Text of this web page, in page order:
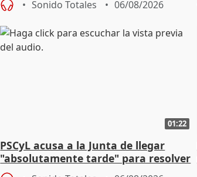
Sonido Totales 06/08/2026
01:22
PSCyL acusa a la Junta de llegar
"absolutamente tarde" para resolver
problemas como Newcastle